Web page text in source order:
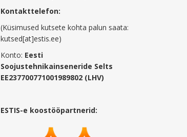
Kontakttelefon:
(Küsimused kutsete kohta palun saata:
kutsed[at]estis.ee)
Konto: Eesti
Soojustehnikainseneride Selts
EE237700771001989802 (LHV)
ESTIS-e koostööpartnerid: